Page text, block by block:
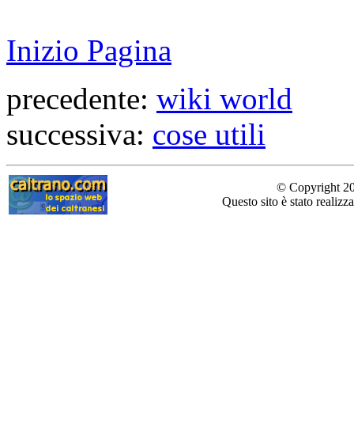
Inizio Pagina
precedente: wiki world
successiva: cose utili
© Copyright
Questo sito è stato